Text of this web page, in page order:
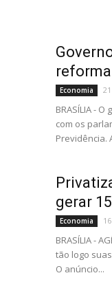
Economia
BRASÍLIA -
com os
Previdência.
gerar
Economia
BRASÍLIA -
tão logo
O anúncio...